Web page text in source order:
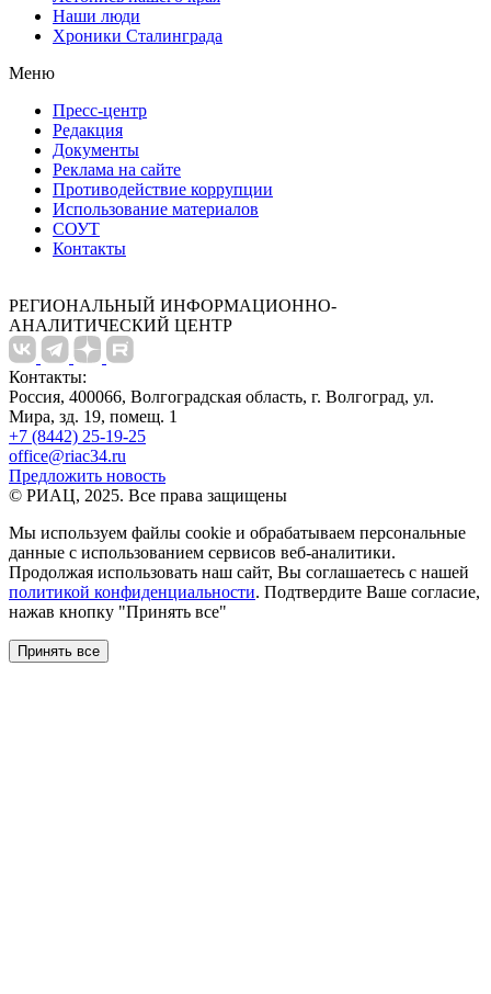
Наши люди
Хроники Сталинграда
Меню
Пресс-центр
Редакция
Документы
Реклама на сайте
Противодействие коррупции
Использование материалов
СОУТ
Контакты
РЕГИОНАЛЬНЫЙ ИНФОРМАЦИОННО-
АНАЛИТИЧЕСКИЙ ЦЕНТР
Контакты:
Россия, 400066, Волгоградская область, г. Волгоград, ул.
Мира, зд. 19, помещ. 1
+7 (8442) 25-19-25
office@riac34.ru
Предложить новость
© РИАЦ, 2025. Все права защищены
Мы используем файлы сookie и обрабатываем персональные
данные с использованием сервисов веб-аналитики.
Продолжая использовать наш сайт, Вы соглашаетесь с нашей
политикой конфиденциальности. Подтвердите Ваше согласие,
нажав кнопку "Принять все"
Принять все